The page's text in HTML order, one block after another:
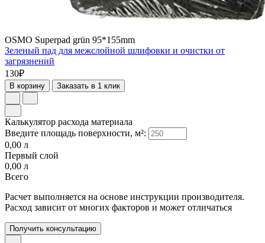
OSMO Superpad grün 95*155mm
Зеленый пад для межслойной шлифовки и очистки от
загрязнений
130₽
В корзину Заказать в 1 клик
Калькулятор расхода материала
Введите площадь поверхности, м²:
0,00 л
Первый слой
0,00 л
Всего
Расчет выполняется на основе инструкции производителя.
Расход зависит от многих факторов и может отличаться
Получить консультацию